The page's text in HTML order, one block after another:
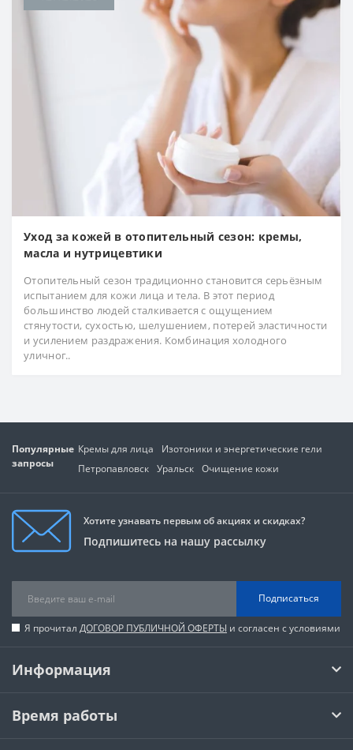
Уход за кожей в отопительный сезон: кремы,
масла и нутрицевтики
Отопительный сезон традиционно становится серьёзным
испытанием для кожи лица и тела. В этот период
большинство людей сталкивается с ощущением
стянутости, сухостью, шелушением, потерей эластичности
и усилением раздражения. Комбинация холодного
уличног..
Популярные
запросы
Кремы для лица
Изотоники и энергетические гели
Петропавловск Уральск Очищение кожи
Хотите узнавать первым об акциях и скидках?
Подпишитесь на нашу рассылку
Подписаться
Я прочитал ДОГОВОР ПУБЛИЧНОЙ ОФЕРТЫ и согласен с условиями
Информация
Время работы